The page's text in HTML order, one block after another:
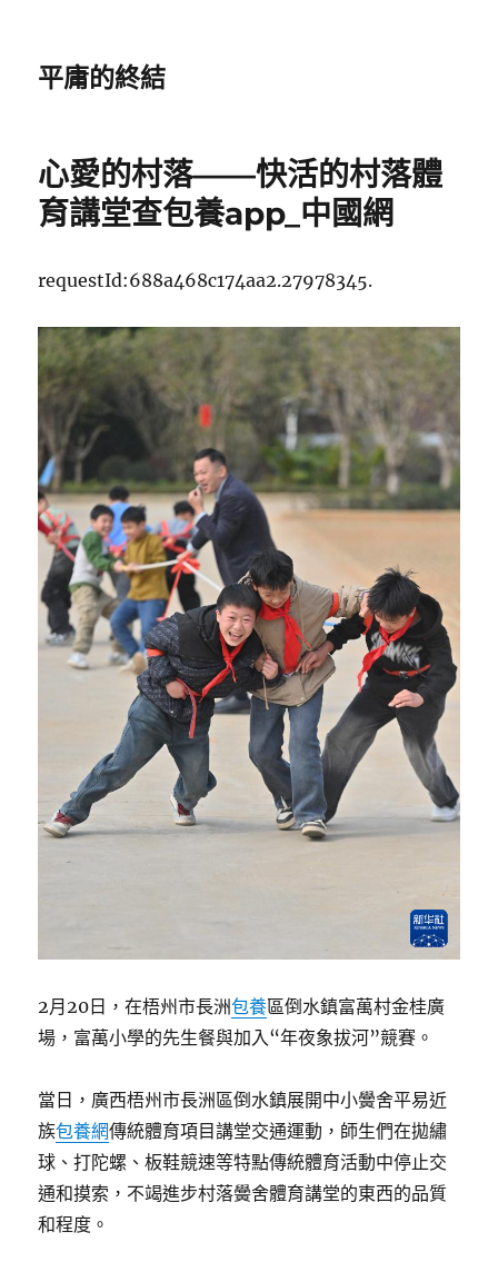
平庸的終結
心愛的村落——快活的村落體
育講堂查包養app_中國網
requestId:688a468c174aa2.27978345.
2月20日，在梧州市長洲包養區倒水鎮富萬村金桂廣
場，富萬小學的先生餐與加入“年夜象拔河”競賽。
當日，廣西梧州市長洲區倒水鎮展開中小黌舍平易近
族包養網傳統體育項目講堂交通運動，師生們在拋繡
球、打陀螺、板鞋競速等特點傳統體育活動中停止交
通和摸索，不竭進步村落黌舍體育講堂的東西的品質
和程度。